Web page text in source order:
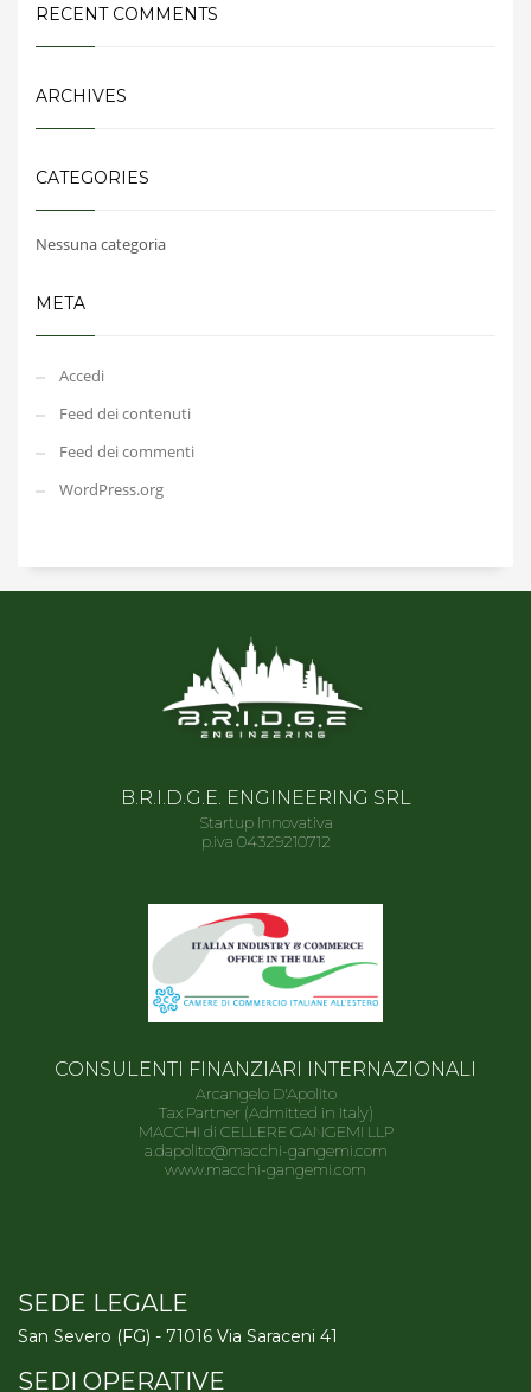
RECENT COMMENTS
ARCHIVES
CATEGORIES
Nessuna categoria
META
Accedi
Feed dei contenuti
Feed dei commenti
WordPress.org
B.R.I.D.G.E. ENGINEERING SRL
Startup Innovativa
p.iva 04329210712
CONSULENTI FINANZIARI INTERNAZIONALI
Arcangelo D'Apolito
Tax Partner (Admitted in Italy)
MACCHI di CELLERE GANGEMI LLP
a.dapolito@macchi-gangemi.com
www.macchi-gangemi.com
SEDE LEGALE
San Severo (FG) - 71016 Via Saraceni 41
SEDI OPERATIVE